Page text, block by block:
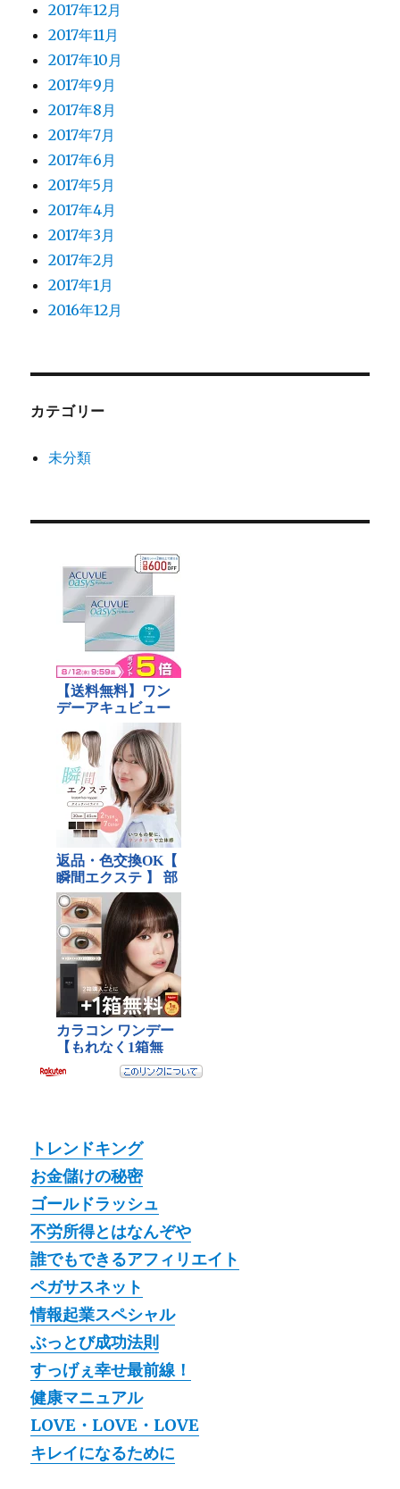
2017年12月
2017年11月
2017年10月
2017年9月
2017年8月
2017年7月
2017年6月
2017年5月
2017年4月
2017年3月
2017年2月
2017年1月
2016年12月
カテゴリー
未分類
トレンドキング
お金儲けの秘密
ゴールドラッシュ
不労所得とはなんぞや
誰でもできるアフィリエイト
ペガサスネット
情報起業スペシャル
ぶっとび成功法則
すっげぇ幸せ最前線！
健康マニュアル
LOVE・LOVE・LOVE
キレイになるために